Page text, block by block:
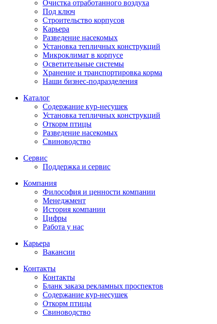
Очистка отработанного воздуха
Под ключ
Строительство корпусов
Карьера
Разведение насекомых
Установка тепличных конструкций
Микроклимат в корпусе
Осветительные системы
Хранение и транспортировка корма
Наши бизнес-подразделения
Каталог
Содержание кур-несушек
Установка тепличных конструкций
Откорм птицы
Разведение насекомых
Свиноводство
Сервис
Поддержка и сервис
Компания
Философия и ценности компании
Менеджмент
История компании
Цифры
Работа у нас
Карьера
Вакансии
Контакты
Контакты
Бланк заказа рекламных проспектов
Содержание кур-несушек
Откорм птицы
Свиноводство